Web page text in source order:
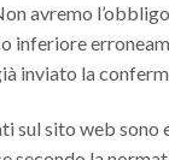
avremo
inferiore
inviato la
sul sito web sono